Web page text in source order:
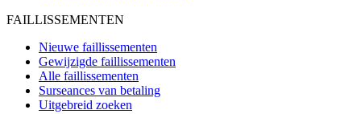
FAILLISSEMENTEN
Nieuwe faillissementen
Gewijzigde faillissementen
Alle faillissementen
Surseances van betaling
Uitgebreid zoeken